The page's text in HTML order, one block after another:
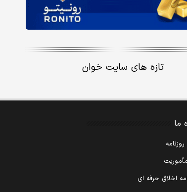
تازه های سایت خوان
ما
مأموریت
اخلاق حرفه ای